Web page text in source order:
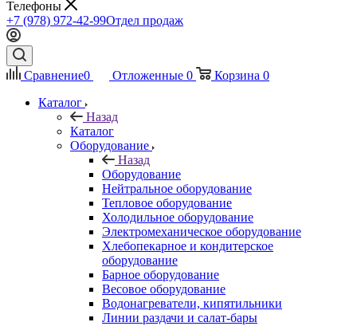
Телефоны
+7 (978) 972-42-99Отдел продаж
Сравнение0 Отложенные 0 Корзина 0
Каталог
Назад
Каталог
Оборудование
Назад
Оборудование
Нейтральное оборудование
Тепловое оборудование
Холодильное оборудование
Электромеханическое оборудование
Хлебопекарное и кондитерское
оборудование
Барное оборудование
Весовое оборудование
Водонагреватели, кипятильники
Линии раздачи и салат-бары